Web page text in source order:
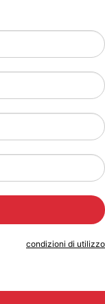
condizioni di utilizzo